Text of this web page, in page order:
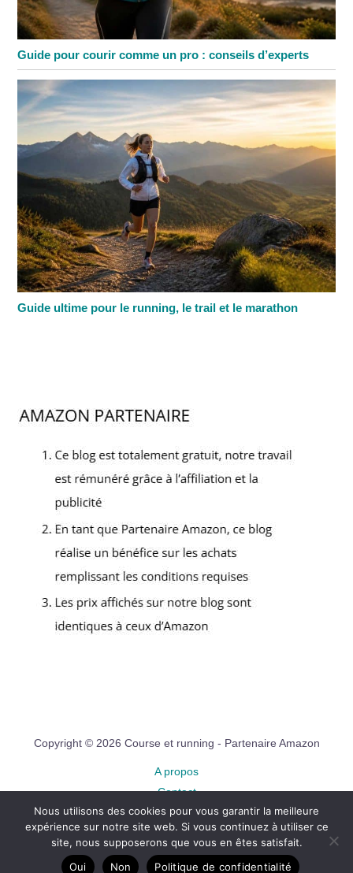
Guide pour courir comme un pro : conseils d’experts
Guide ultime pour le running, le trail et le marathon
Copyright © 2026 Course et running - Partenaire Amazon
A propos
Contact
Plan du site
Mentions légales
Politique de confidentialité
Nous utilisons des cookies pour vous garantir la meilleure
expérience sur notre site web. Si vous continuez à utiliser ce
site, nous supposerons que vous en êtes satisfait.
Oui
Non Politique de confidentialité